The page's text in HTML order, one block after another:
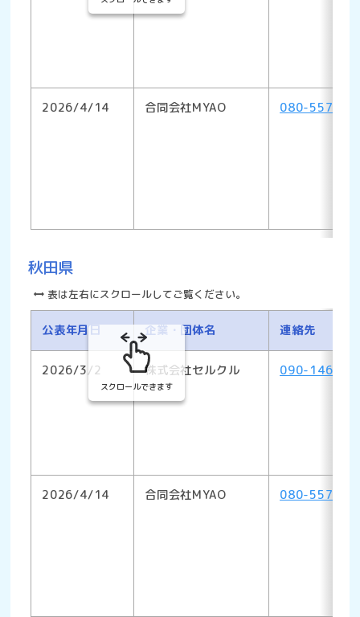
2026/4/14 合同会社MYAO 080-5578-
秋田県
表は左右にスクロールしてご覧ください。
公表年月日 企業・団体名 連絡先
2026/3/2 株式会社セルクル 090-1466-
2026/4/14 合同会社MYAO 080-5578-
スクロールできます